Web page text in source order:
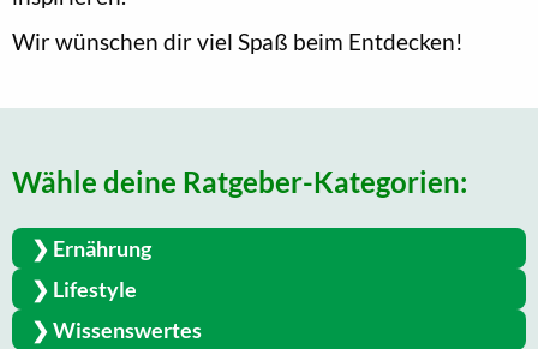
Wir wünschen dir viel Spaß beim Entdecken!
Wähle deine Ratgeber-Kategorien:
Ernährung
Lifestyle
Wissenswertes